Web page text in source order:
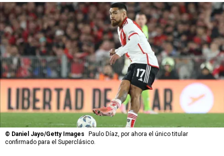
© Daniel Jayo/Getty Images
Paulo Díaz, por ahora el único titular
confirmado para el Superclásico.